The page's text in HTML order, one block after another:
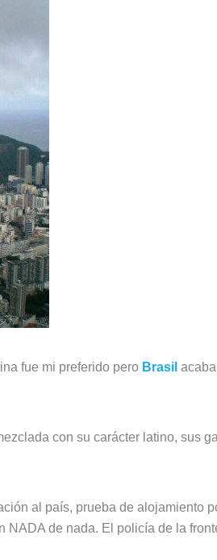
fue mi preferido pero Brasil
con su carácter latino, sus
al país, prueba de alojamiento
NADA de nada. El policía de la